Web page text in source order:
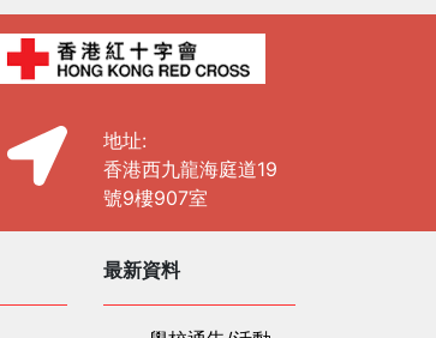
地址:
香港西九龍海庭道19
號9樓907室
最新資料